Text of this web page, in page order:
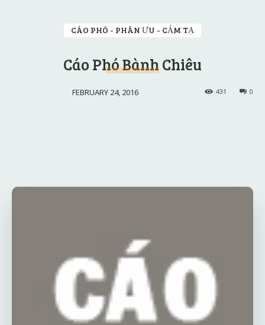
CÁO PHÓ - PHÂN ƯU - CẢM TẠ
Cáo Phó Bành Chiêu
FEBRUARY 24, 2016 0
431